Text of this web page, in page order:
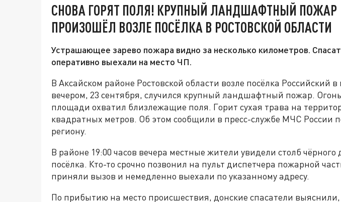
СНОВА ГОРЯТ ПОЛЯ! КРУПНЫЙ ЛАНДШАФТНЫЙ ПОЖАР
ПРОИЗОШЁЛ ВОЗЛЕ ПОСЁЛКА В РОСТОВСКОЙ ОБЛАСТИ
Устрашающее зарево пожара видно за несколько километров.
оперативно выехали на место ЧП.
В Аксайском районе Ростовской области возле посёлка Российский
вечером, 23 сентября, случился крупный ландшафтный пожар.
площади охватил близлежащие поля. Горит сухая трава на
квадратных метров. Об этом сообщили в пресс-службе МЧС России
региону.
В районе 19:00 часов вечера местные жители увидели столб
посёлка. Кто-то срочно позвонил на пульт диспетчера пожарной
приняли вызов и немедленно выехали по указанному адресу.
По прибытию на место происшествия, донские спасатели выяснили,